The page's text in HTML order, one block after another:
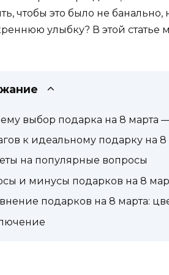
чтобы это было не
улыбку? В этой статье
выбор подарка на 8 марта —
к идеальному подарку на 8
на популярные вопросы
и минусы подарков на 8
подарков на 8 марта: